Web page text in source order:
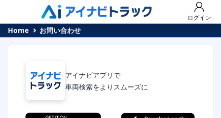
ログイン
Home お問い合わせ
アイナビアプリで
車両検索をよりスムーズに